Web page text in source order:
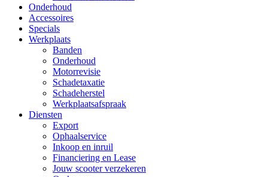
Onderhoud
Accessoires
Specials
Werkplaats
Banden
Onderhoud
Motorrevisie
Schadetaxatie
Schadeherstel
Werkplaatsafspraak
Diensten
Export
Ophaalservice
Inkoop en inruil
Financiering en Lease
Jouw scooter verzekeren